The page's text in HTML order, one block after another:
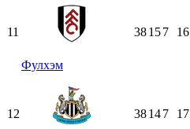
11
Фулхэм
38157 16
12 38147 17